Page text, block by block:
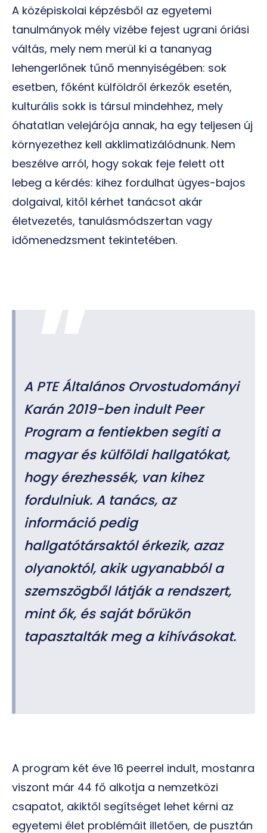
A középiskolai képzésből az egyetemi
tanulmányok mély vizébe fejest ugrani óriási
váltás, mely nem merül ki a tananyag
lehengerlőnek tűnő mennyiségében: sok
esetben, főként külföldről érkezők esetén,
kulturális sokk is társul mindehhez, mely
óhatatlan velejárója annak, ha egy teljesen új
környezethez kell akklimatizálódnunk. Nem
beszélve arról, hogy sokak feje felett ott
lebeg a kérdés: kihez fordulhat ügyes-bajos
dolgaival, kitől kérhet tanácsot akár
életvezetés, tanulásmódszertan vagy
időmenedzsment tekintetében.
A PTE Általános Orvostudományi
Karán 2019-ben indult Peer
Program a fentiekben segíti a
magyar és külföldi hallgatókat,
hogy érezhessék, van kihez
fordulniuk. A tanács, az
információ pedig
hallgatótársaktól érkezik, azaz
olyanoktól, akik ugyanabból a
szemszögből látják a rendszert,
mint ők, és saját bőrükön
tapasztalták meg a kihívásokat.
A program két éve 16 peerrel indult, mostanra
viszont már 44 fő alkotja a nemzetközi
csapatot, akiktől segítséget lehet kérni az
egyetemi élet problémáit illetően, de pusztán